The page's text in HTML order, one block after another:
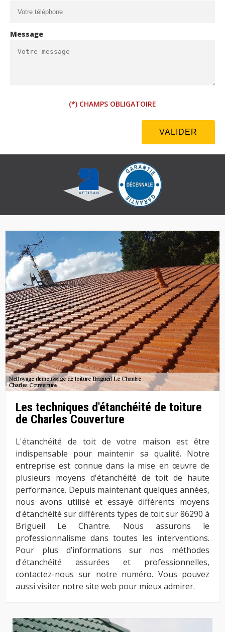
Message
(*) CHAMPS OBLIGATOIRE
Les techniques d'étanchéité de toiture
de Charles Couverture
L'étanchéité de toit de votre maison est être
indispensable pour maintenir sa qualité. Notre
entreprise est connue dans la mise en œuvre de
plusieurs moyens d'étanchéité de toit de haute
performance. Depuis maintenant quelques années,
nous avons utilisé et essayé différents moyens
d'étanchéité sur différents types de toit sur 86290 à
Brigueil Le Chantre. Nous assurons le
professionnalisme dans toutes les interventions.
Pour plus d’informations sur nos méthodes
d'étanchéité assurées et professionnelles,
contactez-nous sur notre numéro. Vous pouvez
aussi visiter notre site web pour mieux admirer.